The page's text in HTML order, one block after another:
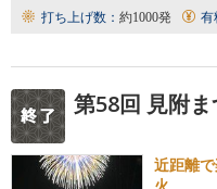
打ち上げ数： 約1000発 有
第58回 見附
近距離
火